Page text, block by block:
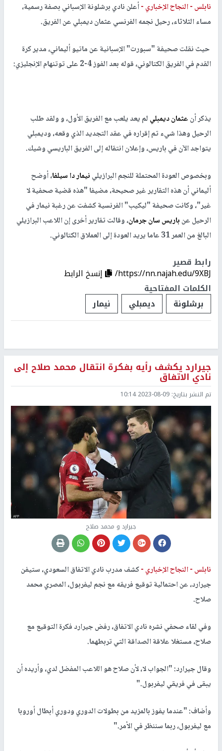
نابلس -النجاح الإخباري -أعلن نادي برشلونة الإسباني بصفة رسمية،
مساء الثلاثاء، رحيل نجمه الفرنسي عثمان ديمبلي عن الفريق.
حيث نقلت صحيفة "سبورت" الإسبانية عن ماتيو أليماني، مدير كرة
القدم في الفريق الكتالوني، قوله بعد الفوز 4-2 على توتنهام الإنجليزي:
يذكر أنعثمان ديمبليلم يعد يلعب مع الفريق الأول، و ولقد طلب
الرحيل وهذا شيء تم إقراره في عقد التجديد الذي وقعه، وديمبلي
يتواجد الآن في باريس، وإعلان انتقاله إلى الفريق الباريسي وشيك.
وبخصوص العودة المحتملة للنجم البرازيلينيمار دا سيلفا، أوضح
أليماني أن هذه التقارير غير صحيحة، مضيفا "هذه قضية صحفية لا
غير"، وكانت صحيفة "ليكيب" الفرنسية كشفت عن رغبة نيمار في
الرحيل عنباريس سان جرمان، وقالت تقارير أخرى إن اللاعب البرازيلي
البالغ من العمر 31 عاما يريد العودة إلى العملاق الكتالوني.
رابط قصير
https://nn.najah.edu/9XBJ/
إنسخ الرابط
الكلمات المفتاحية
برشلونة
ديمبلي نيمار
جيرارد يكشف رأيه بفكرة انتقال محمد صلاح إلى
نادي الاتفاق
تم النشر بتاريخ: 2023-08-09 10:14
جيرارد و محمد صلاح
نابلس -النجاح الإخباري -كشف مدرب نادي الاتفاق السعودي، ستيفن
جيرارد، عن احتمالية توقيع فريقه مع نجم ليفربول، المصري محمد
صلاح.
وفي لقاء صحفي نشره نادي الاتفاق، رفض جيرارد فكرة التوقيع مع
صلاح، مستغلا علاقة الصداقة التي تربطهما.
وقال جيرارد: "الجواب لا، لأن صلاح هو اللاعب المفضل لدي، وأريده أن
يبقى في فريقي ليفربول".
وأضاف: "عندما يفوز بالمزيد من بطولات الدوري ودوري أبطال أوروبا
مع ليفربول، ربما سننظر في الأمر".